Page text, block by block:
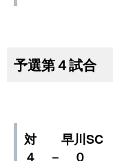
予選第４試合
対 早川SC
４ － ０